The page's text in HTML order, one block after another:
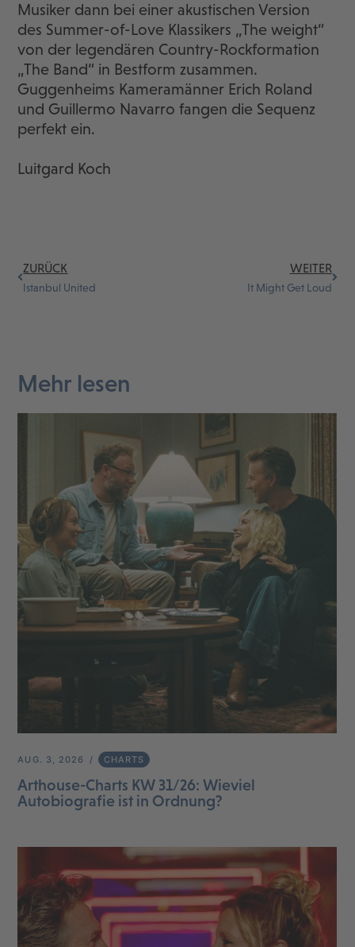
Musiker dann bei einer akustischen Version
des Summer-of-Love Klassikers „The weight“
von der legendären Country-Rockformation
„The Band“ in Bestform zusammen.
Guggenheims Kameramänner Erich Roland
und Guillermo Navarro fangen die Sequenz
perfekt ein.
Luitgard Koch
ZURÜCK
Istanbul United
WEITER
It Might Get Loud
Mehr lesen
AUG. 3, 2026 CHARTS
Arthouse-Charts KW 31/26: Wieviel
Autobiografie ist in Ordnung?